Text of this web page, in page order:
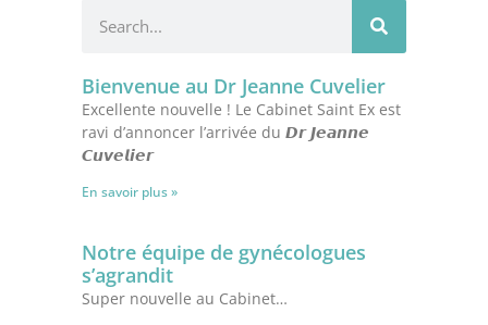
Bienvenue au Dr Jeanne Cuvelier
Excellente nouvelle ! Le Cabinet Saint Ex est
ravi d’annoncer l’arrivée du 𝘿𝙧 𝙅𝙚𝙖𝙣𝙣𝙚
𝘾𝙪𝙫𝙚𝙡𝙞𝙚𝙧
En savoir plus »
Notre équipe de gynécologues
s’agrandit
Super nouvelle au Cabinet…